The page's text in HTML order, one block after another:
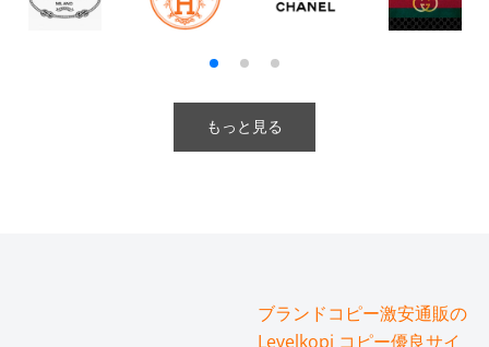
もっと見る
ブランドコピー激安通販の
Levelkopi コピー優良サイ